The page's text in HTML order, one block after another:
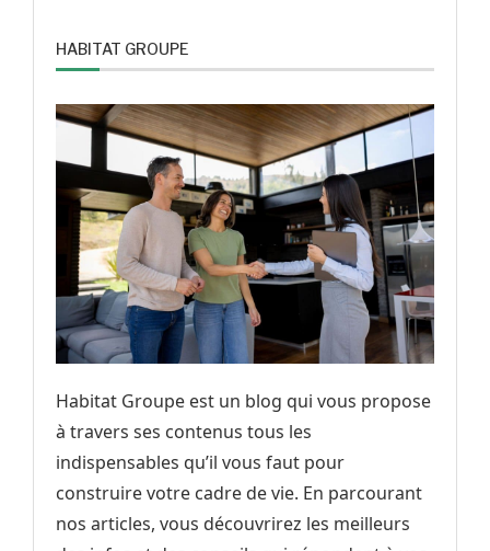
HABITAT GROUPE
Habitat Groupe est un blog qui vous propose
à travers ses contenus tous les
indispensables qu’il vous faut pour
construire votre cadre de vie. En parcourant
nos articles, vous découvrirez les meilleurs